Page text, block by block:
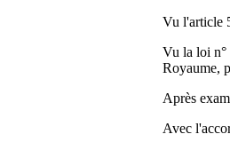
Vu l'article
Vu la loi n°
Royaume,
Après
Avec